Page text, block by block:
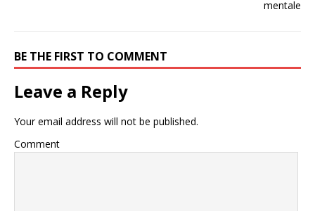
BE THE FIRST TO COMMENT
Leave a Reply
Your email address will not be published.
Comment